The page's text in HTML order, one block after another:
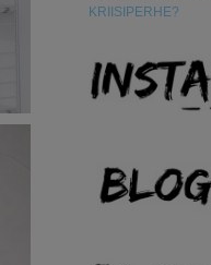
KRIISIPERHE?